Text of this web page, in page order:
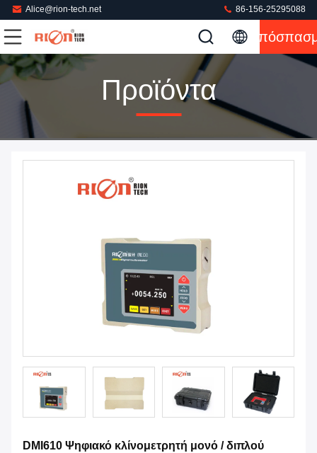
Alice@rion-tech.net 86-156-25295088
Προϊόντα
DMI610 Ψηφιακό κλίνομετρητή μονό / διπλού